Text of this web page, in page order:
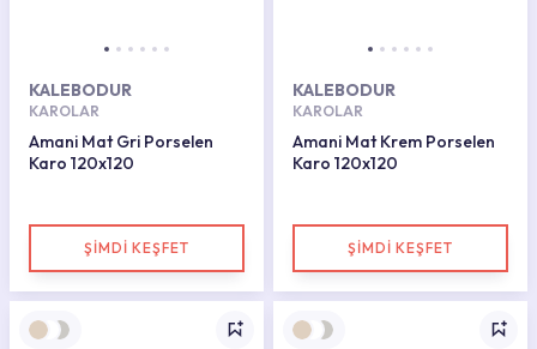
KALEBODUR
KAROLAR
Amani Mat Gri Porselen
Karo 120x120
ŞİMDİ KEŞFET
KALEBODUR
KAROLAR
Amani Mat Krem Porselen
Karo 120x120
ŞİMDİ KEŞFET